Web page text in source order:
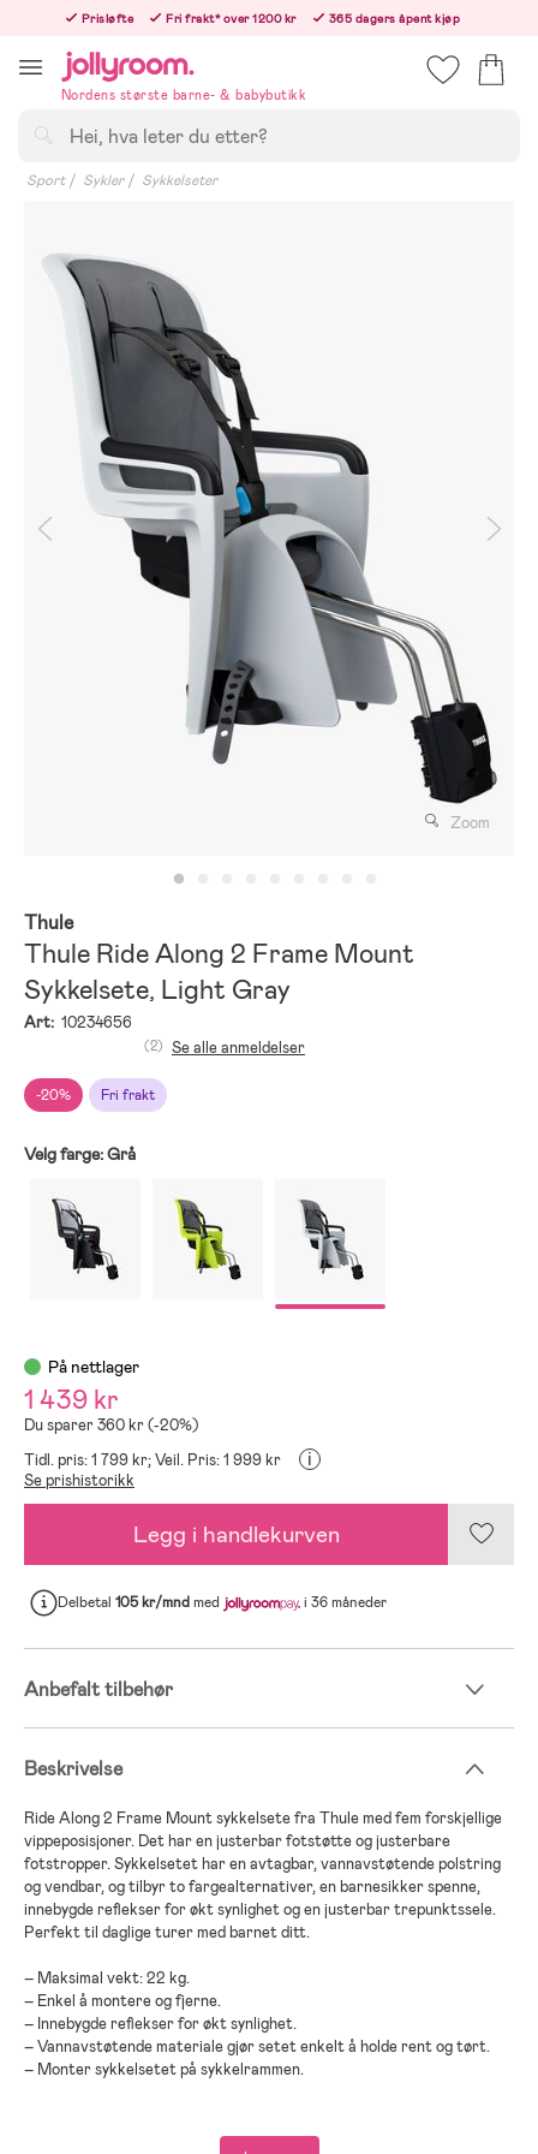
innehållet
Prisløfte Fri frakt* over 1200 kr
365 dagers åpent kjøp
Nordens største barne- & babybutikk
Sport Sykler Sykkelseter
Zoom
Thule
Thule Ride Along 2 Frame Mount
Sykkelsete, Light Gray
Art: 10234656
-20% Fri frakt
(2) Se alle anmeldelser
Velg farge:Grå
På nettlager
1 439 kr
Du sparer 360 kr (-20%)
Tidl. pris: 1 799 kr;Veil. Pris: 1 999 kr i
Se prishistorikk
Legg i handlekurven
Delbetal 105 kr/mndmed i 36 måneder
Anbefalt tilbehør
Beskrivelse
Ride Along 2 Frame Mount sykkelsete fra Thule med fem forskjellige
vippeposisjoner. Det har en justerbar fotstøtte og justerbare
fotstropper. Sykkelsetet har en avtagbar, vannavstøtende polstring
og vendbar, og tilbyr to fargealternativer, en barnesikker spenne,
innebygde reflekser for økt synlighet og en justerbar trepunktssele.
Perfekt til daglige turer med barnet ditt.
– Maksimal vekt: 22 kg.
– Enkel å montere og fjerne.
– Innebygde reflekser for økt synlighet.
– Vannavstøtende materiale gjør setet enkelt å holde rent og tørt.
– Monter sykkelsetet på sykkelrammen.
– Designet og testet for barn fra 9 måneder til 6 år, opptil 22 kg.